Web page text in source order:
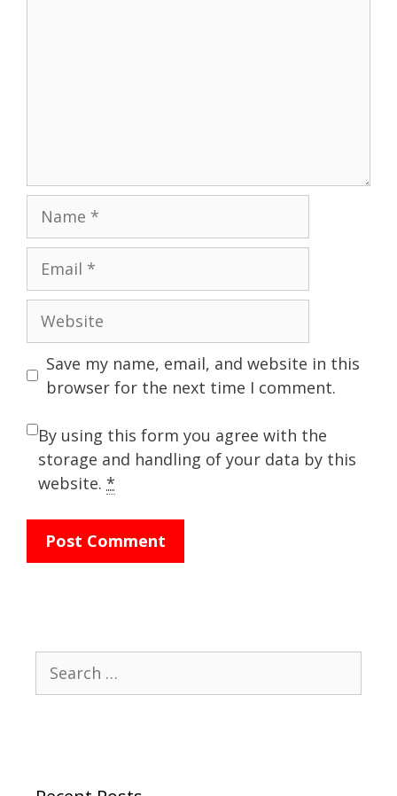
Website
Save my name, email, and website in this
browser for the next time I comment.
By using this form you agree with the
storage and handling of your data by this
website. *
for: